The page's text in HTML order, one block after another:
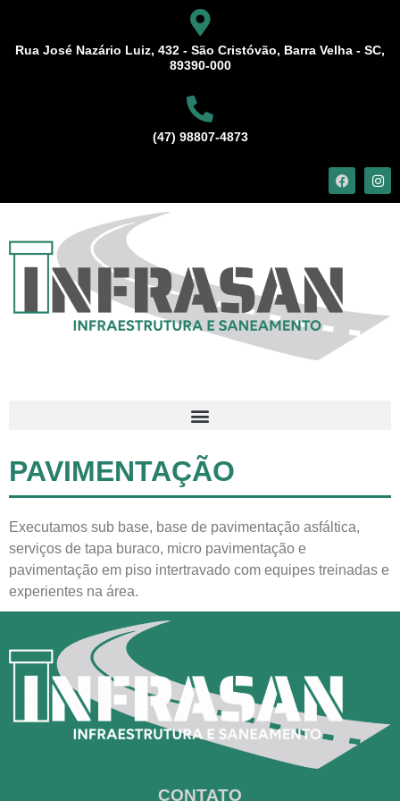
Rua José Nazário Luiz, 432 - São Cristóvão, Barra Velha - SC,
89390-000
(47) 98807-4873
PAVIMENTAÇÃO
Executamos sub base, base de pavimentação asfáltica,
serviços de tapa buraco, micro pavimentação e
pavimentação em piso intertravado com equipes treinadas e
experientes na área.
CONTATO